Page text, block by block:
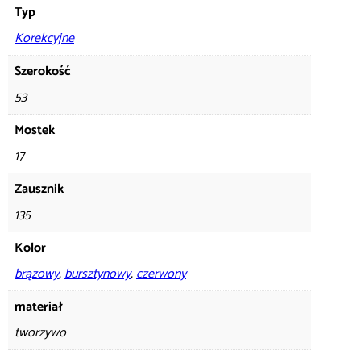
Typ
Korekcyjne
Szerokość
53
Mostek
17
Zausznik
135
Kolor
brązowy,bursztynowy,czerwony
materiał
tworzywo